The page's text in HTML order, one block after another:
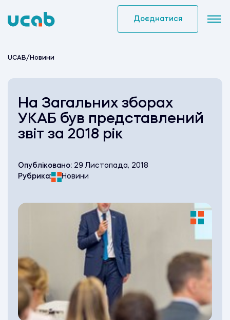
to
Доєднатися
UCAB/ Новини
На Загальних зборах
УКАБ був представлений
звіт за 2018 рік
Опубліковано: 29 Листопада, 2018
Рубрика:
Новини